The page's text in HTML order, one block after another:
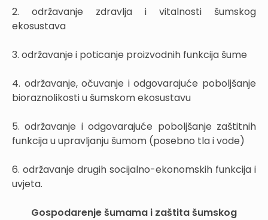
2. održavanje zdravlja i vitalnosti šumskog
ekosustava
3. održavanje i poticanje proizvodnih funkcija šume
4. održavanje, očuvanje i odgovarajuće poboljšanje
bioraznolikosti u šumskom ekosustavu
5. održavanje i odgovarajuće poboljšanje zaštitnih
funkcija u upravljanju šumom (posebno tla i vode)
6. održavanje drugih socijalno-ekonomskih funkcija i
uvjeta.
Gospodarenje šumama i zaštita šumskog